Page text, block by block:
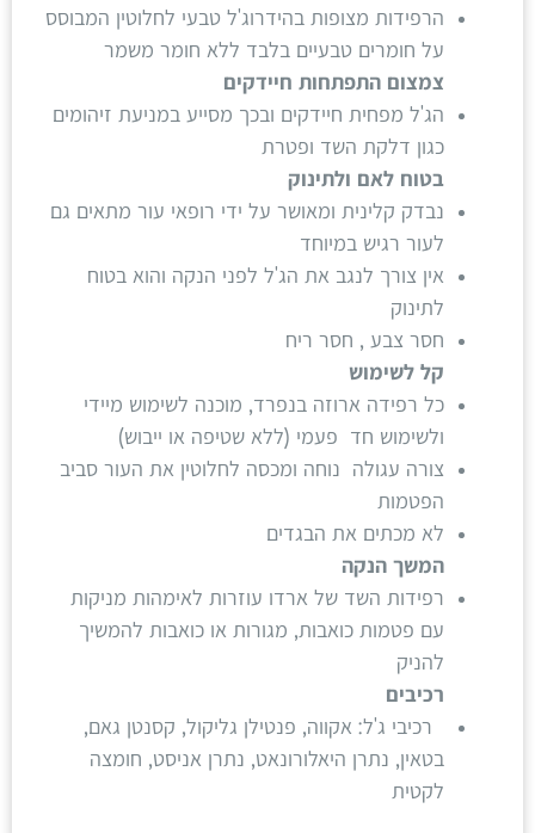
הרפידות מצופות בהידרוג'ל טבעי לחלוטין המבוסס
על חומרים טבעיים בלבד ללא חומר משמר
צמצום התפתחות חיידקים
הג'ל מפחית חיידקים ובכך מסייע במניעת זיהומים
כגון דלקת השד ופטרת
בטוח לאם ולתינוק
נבדק קלינית ומאושר על ידי רופאי עור מתאים גם
לעור רגיש במיוחד
אין צורך לנגב את הג'ל לפני הנקה והוא בטוח
לתינוק
חסר צבע , חסר ריח
קל לשימוש
כל רפידה ארוזה בנפרד, מוכנה לשימוש מיידי
ולשימוש חד פעמי (ללא שטיפה או ייבוש)
צורה עגולה נוחה ומכסה לחלוטין את העור סביב
הפטמות
לא מכתים את הבגדים
המשך הנקה
רפידות השד של ארדו עוזרות לאימהות מניקות
עם פטמות כואבות, מגורות או כואבות להמשיך
להניק
רכיבים
רכיבי ג'ל: אקווה, פנטילן גליקול, קסנטן גאם,
בטאין, נתרן היאלורונאט, נתרן אניסט, חומצה
לקטית